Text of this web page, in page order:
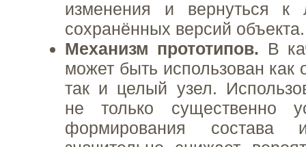
изменения и вернуться
сохранённых версий объекта.
Механизм прототипов. В
может быть использован как
так и целый узел.
не только существенно
формирования